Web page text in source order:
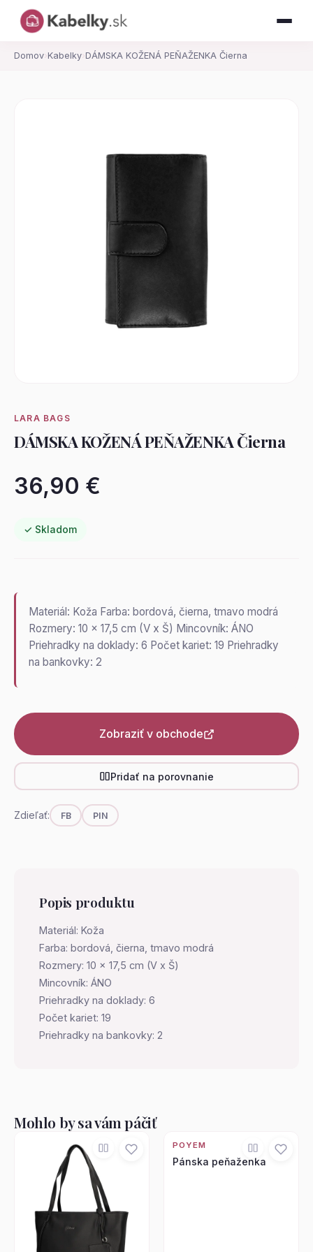
Domov› Kabelky› DÁMSKA KOŽENÁ PEŇAŽENKA Čierna
LARA BAGS
DÁMSKA KOŽENÁ PEŇAŽENKA Čierna
36,90 €
✓ Skladom
Materiál: Koža Farba: bordová, čierna, tmavo modrá
Rozmery: 10 x 17,5 cm (V x Š) Mincovník: ÁNO
Priehradky na doklady: 6 Počet kariet: 19 Priehradky
na bankovky: 2
Zobraziť v obchode
Pridať na porovnanie
Zdieľať: FB PIN
Popis produktu
Materiál: Koža
Farba: bordová, čierna, tmavo modrá
Rozmery: 10 x 17,5 cm (V x Š)
Mincovník: ÁNO
Priehradky na doklady: 6
Počet kariet: 19
Priehradky na bankovky: 2
Mohlo by sa vám páčiť
POYEM
Pánska peňaženka